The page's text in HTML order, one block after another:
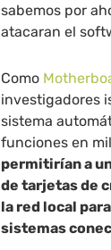
sabemos por
atacaran el
Como
investigadores
sistema
funciones en
permitirían a
de tarjetas de
la red local
sistemas